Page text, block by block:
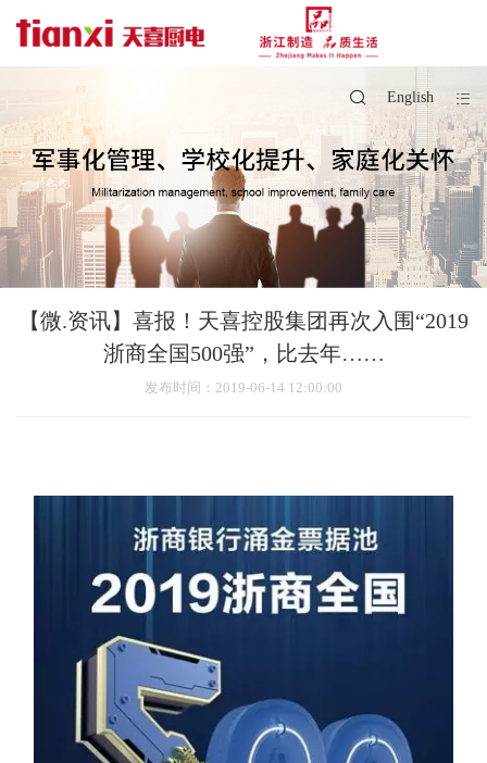
English
【微.资讯】喜报！天喜控股集团再次入围“2019
浙商全国500强”，比去年……
发布时间 ：2019-06-14 12:00:00